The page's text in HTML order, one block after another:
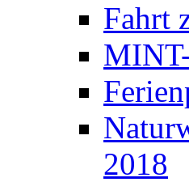
Fahrt
2018